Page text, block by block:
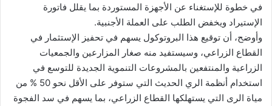
في خطوة للإستغناء عن الأجهزة المستوردة بما يقلل فاتورة
الإستيراد ويخفض الطلب على العملة الأجنبية.
وأوضح، أن توقيع هذا البروتوكول يسهم في تحفيز الإستثمار في
القطاع الزراعي، وسيستفيد منه صغار المزارعين والجمعيات
الزراعية والمنتفعين بالمشروعات التنموية الجديدة للتوسع في
استخدام أنظمة الري الحديث التي ستوفر على الأقل نحو 50 % من
مياة الرى التي يستهلكها القطاع الزراعي، بما يسهم في سد الفجوة